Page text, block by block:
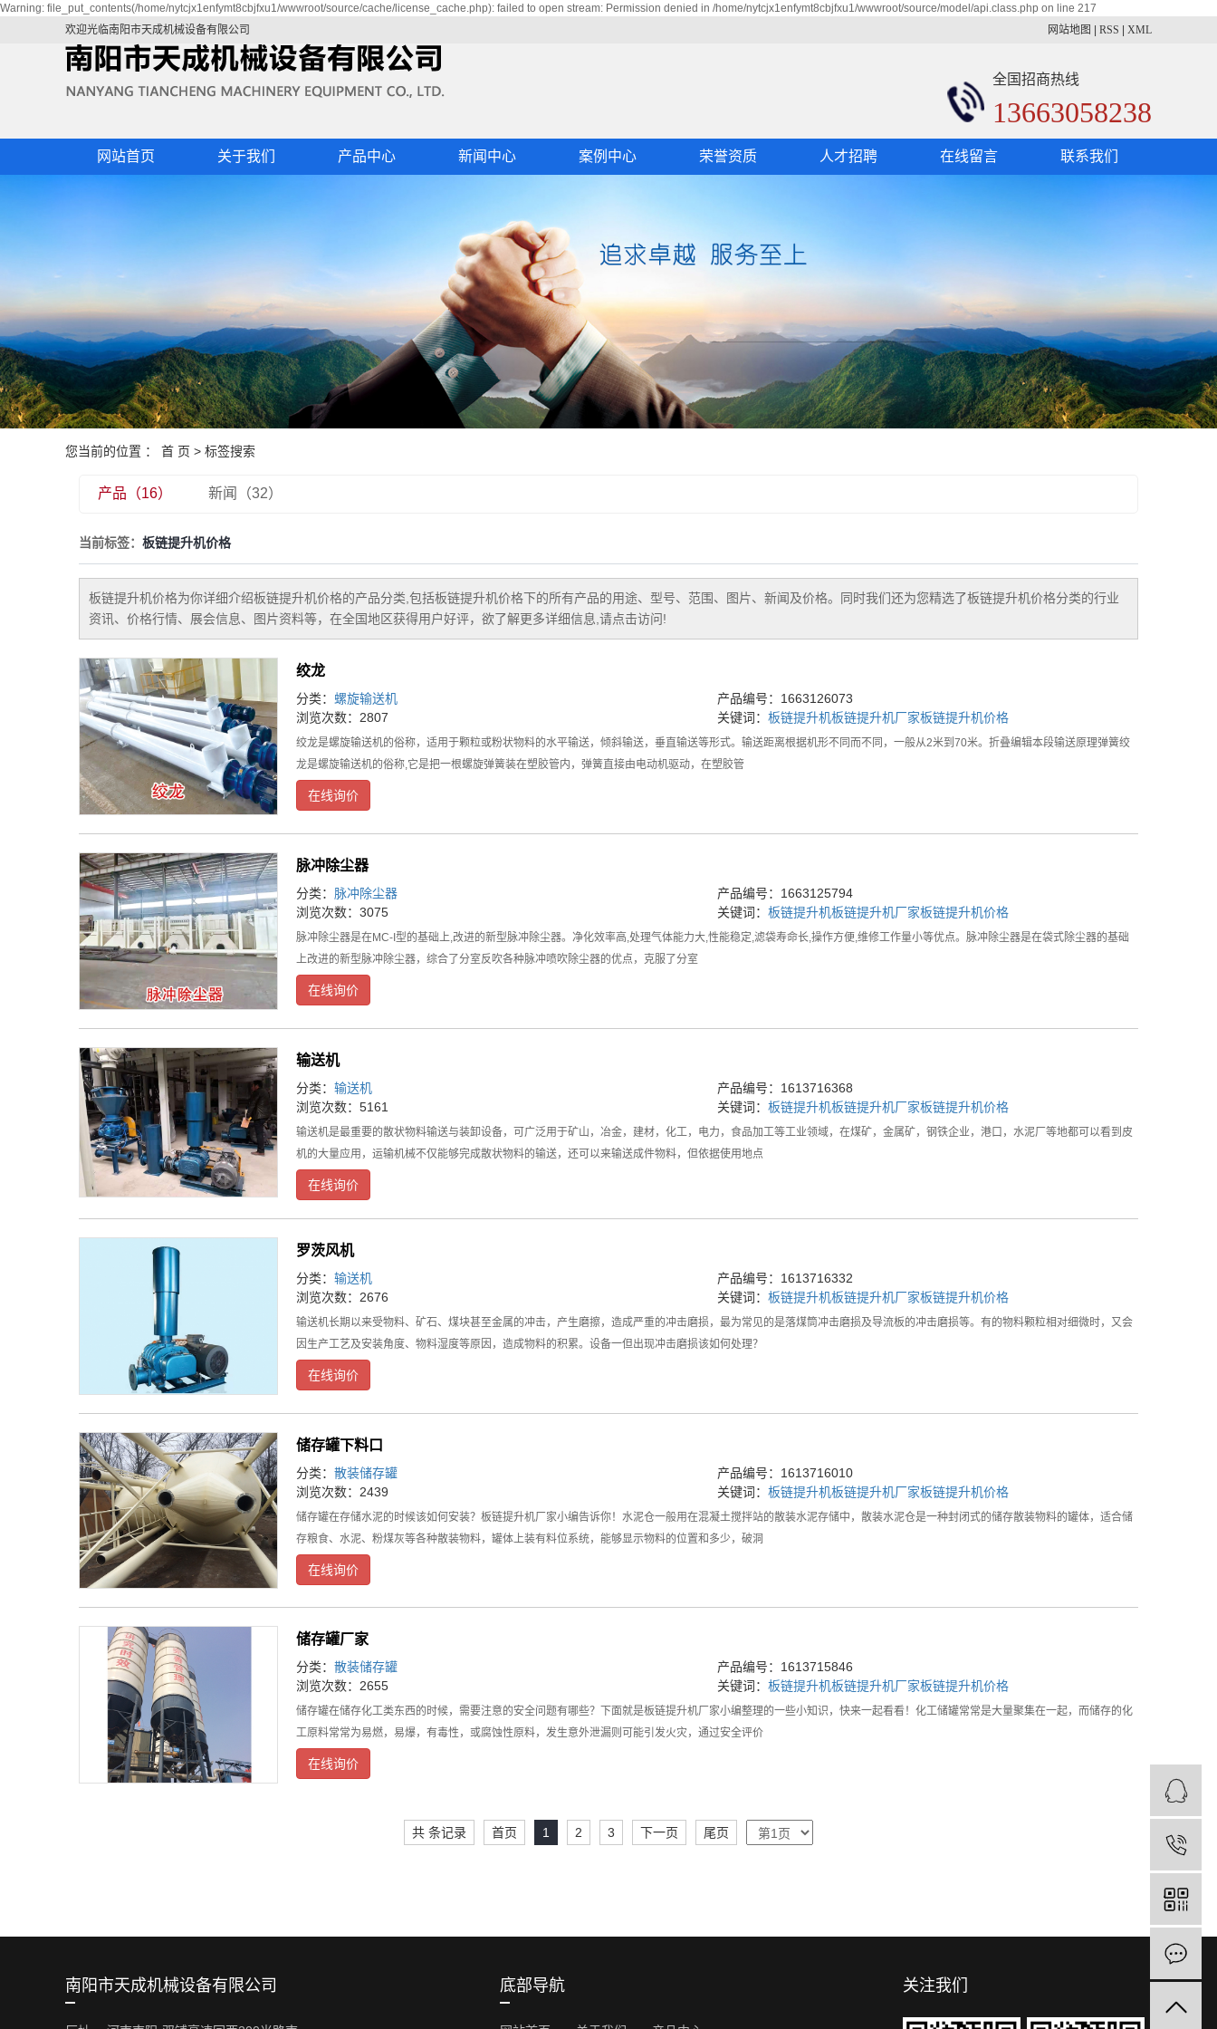
Warning: file_put_contents(/home/nytcjx1enfymt8cbjfxu1/wwwroot/source/cache/license_cache.php): failed to open stream: Permission denied in /home/nytcjx1enfymt8cbjfxu1/wwwroot/source/model/api.class.php on line 217
欢迎光临南阳市天成机械设备有限公司 网站地图 RSS XML
全国招商热线
13663058238
网站首页 关于我们 产品中心 新闻中心 案例中心 荣誉资质 人才招聘 在线留言 联系我们
您当前的位置 ： 首 页 > 标签搜索
产品（16） 新闻（32）
当前标签： 板链提升机价格
板链提升机价格为你详细介绍板链提升机价格的产品分类,包括板链提升机价格下的所有产品的用途、型号、范围、图片、新闻及价格。同时我们还为您精选了板链提升机价格分类的行业
资讯、价格行情、展会信息、图片资料等，在全国地区获得用户好评，欲了解更多详细信息,请点击访问!
绞龙
分类： 螺旋输送机
产品编号：1663126073
浏览次数：2807
关键词： 板链提升机板链提升机厂家板链提升机价格
绞龙是螺旋输送机的俗称，适用于颗粒或粉状物料的水平输送，倾斜输送，垂直输送等形式。输送距离根据机形不同而不同，一般从2米到70米。折叠编辑本段输送原理弹簧绞
龙是螺旋输送机的俗称,它是把一根螺旋弹簧装在塑胶管内，弹簧直接由电动机驱动，在塑胶管
在线询价
脉冲除尘器
分类： 脉冲除尘器
产品编号：1663125794
浏览次数：3075
关键词： 板链提升机板链提升机厂家板链提升机价格
脉冲除尘器是在MC-I型的基础上,改进的新型脉冲除尘器。净化效率高,处理气体能力大,性能稳定,滤袋寿命长,操作方便,维修工作量小等优点。脉冲除尘器是在袋式除尘器的基础
上改进的新型脉冲除尘器，综合了分室反吹各种脉冲喷吹除尘器的优点，克服了分室
在线询价
输送机
分类： 输送机
产品编号：1613716368
浏览次数：5161
关键词： 板链提升机板链提升机厂家板链提升机价格
输送机是最重要的散状物料输送与装卸设备，可广泛用于矿山，冶金，建材，化工，电力，食品加工等工业领域，在煤矿，金属矿，钢铁企业，港口，水泥厂等地都可以看到皮
机的大量应用，运输机械不仅能够完成散状物料的输送，还可以来输送成件物料，但依据使用地点
在线询价
罗茨风机
分类： 输送机
产品编号：1613716332
浏览次数：2676
关键词： 板链提升机板链提升机厂家板链提升机价格
输送机长期以来受物料、矿石、煤块甚至金属的冲击，产生磨擦，造成严重的冲击磨损，最为常见的是落煤筒冲击磨损及导流板的冲击磨损等。有的物料颗粒相对细微时，又会
因生产工艺及安装角度、物料湿度等原因，造成物料的积累。设备一但出现冲击磨损该如何处理？
在线询价
储存罐下料口
分类： 散装储存罐
产品编号：1613716010
浏览次数：2439
关键词： 板链提升机板链提升机厂家板链提升机价格
储存罐在存储水泥的时候该如何安装？板链提升机厂家小编告诉你！水泥仓一般用在混凝土搅拌站的散装水泥存储中，散装水泥仓是一种封闭式的储存散装物料的罐体，适合储
存粮食、水泥、粉煤灰等各种散装物料，罐体上装有料位系统，能够显示物料的位置和多少，破洞
在线询价
储存罐厂家
分类： 散装储存罐
产品编号：1613715846
浏览次数：2655
关键词： 板链提升机板链提升机厂家板链提升机价格
储存罐在储存化工类东西的时候，需要注意的安全问题有哪些？下面就是板链提升机厂家小编整理的一些小知识，快来一起看看！化工储罐常常是大量聚集在一起，而储存的化
工原料常常为易燃，易爆，有毒性，或腐蚀性原料，发生意外泄漏则可能引发火灾，通过安全评价
在线询价
共 条记录 首页 1 2 3 下一页 尾页
南阳市天成机械设备有限公司 底部导航 关注我们